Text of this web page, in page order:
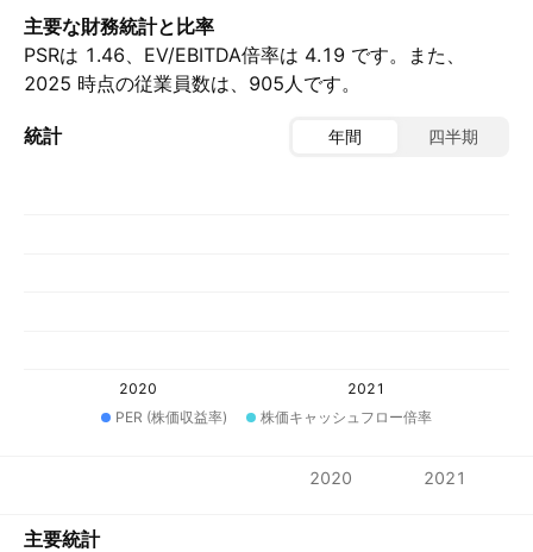
主要な財務統計と比率
PSRは 1.46、EV/EBITDA倍率は 4.19 です。また、
2025 時点の従業員数は、905人です。
統計 年間 四半期
2020
2021
PER (株価収益率)
株価キャッシュフロー倍率
2020 2021
主要統計